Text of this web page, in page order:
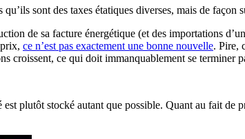
qu’ils sont des taxes étatiques diverses, mais de
de sa facture énergétique (et des importations
ce n’est pas exactement une bonne nouvelle. Pire,
croissent, ce qui doit immanquablement se terminer
plutôt stocké autant que possible. Quant au fait